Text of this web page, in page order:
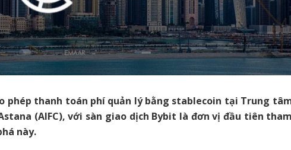
phép thanh toán phí quản lý bằng stablecoin tại Trung
(AIFC), với sàn giao dịch Bybit là đơn vị đầu tiên
này.